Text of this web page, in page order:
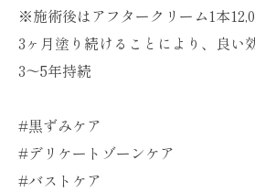
※施術後はアフタークリーム1本
3ヶ月塗り続けることにより、良い
3〜5年持続
#黒ずみケア
#デリケートゾーンケア
#バストケア